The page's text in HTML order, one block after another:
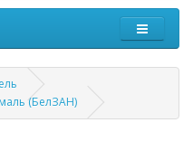
(БелЗАН)